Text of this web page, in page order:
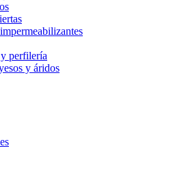
perfilería
y áridos